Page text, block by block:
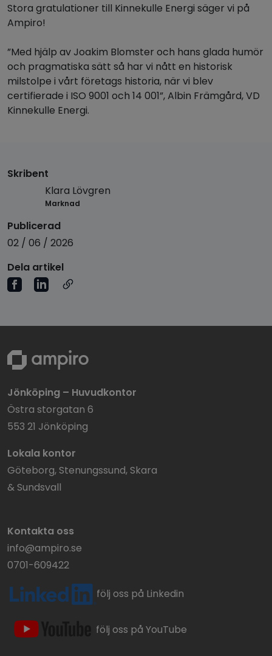
Stora gratulationer till Kinnekulle Energi säger vi på
Ampiro!
”Med hjälp av Joakim Blomster och hans glada humör
och pragmatiska sätt så har vi nått en historisk
milstolpe i vårt företags historia, när vi blev
certifierade i ISO 9001 och 14 001”, Albin Främgård, VD
Kinnekulle Energi.
Skribent
Klara Lövgren
Marknad
Publicerad
02 / 06 / 2026
Dela artikel
Jönköping – Huvudkontor
Östra storgatan 6
553 21 Jönköping
Lokala kontor
Göteborg, Stenungssund, Skara
& Sundsvall
Kontakta oss
info@ampiro.se
0701-609422
följ oss på Linkedin
följ oss på YouTube